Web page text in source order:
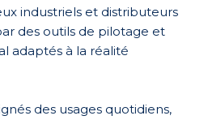
industriels et distributeurs
des outils de pilotage et
adaptés à la réalité
des usages quotidiens,